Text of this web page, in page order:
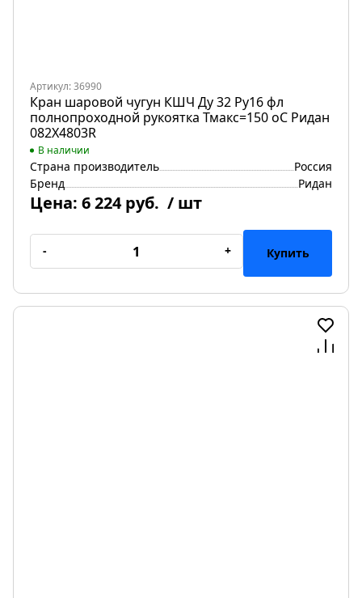
Артикул: 36990
Кран шаровой чугун КШЧ Ду 32 Ру16 фл
полнопроходной рукоятка Тмакс=150 оС Ридан
082X4803R
В наличии
Страна производитель
Россия
Бренд
Ридан
Цена: 6 224 руб. / шт
- + Купить